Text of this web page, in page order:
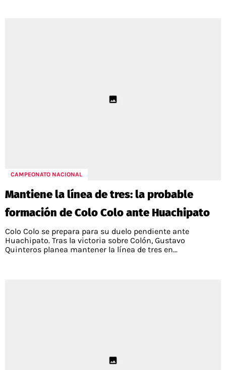
CAMPEONATO NACIONAL
Mantiene la línea de tres: la probable
formación de Colo Colo ante Huachipato
Colo Colo se prepara para su duelo pendiente ante
Huachipato. Tras la victoria sobre Colón, Gustavo
Quinteros planea mantener la línea de tres en...